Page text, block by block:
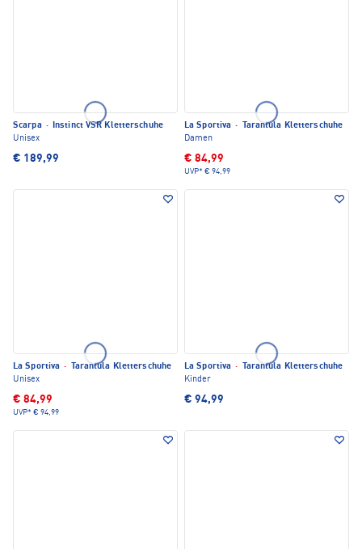
Scarpa · Instinct VSR Kletterschuhe
Unisex
€ 189,99
La Sportiva ·
Tarantula Kletterschuhe
Damen
€ 84,99
UVP* € 94,99
La Sportiva ·
Tarantula Kletterschuhe
Unisex
€ 84,99
UVP* € 94,99
La Sportiva ·
Tarantula Kletterschuhe
Kinder
€ 94,99